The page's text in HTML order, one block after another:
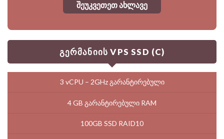
შეუკვეთეთ ახლავე
გერმანიის VPS SSD (C)
3 vCPU – 2GHz გარანტირებული
4 GB გარანტირებული RAM
100GB SSD RAID10